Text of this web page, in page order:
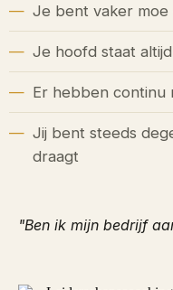
Je bent vaker moe
Je hoofd staat
Er hebben continu
Jij bent steeds
draagt
"Ben ik mijn bedrijf